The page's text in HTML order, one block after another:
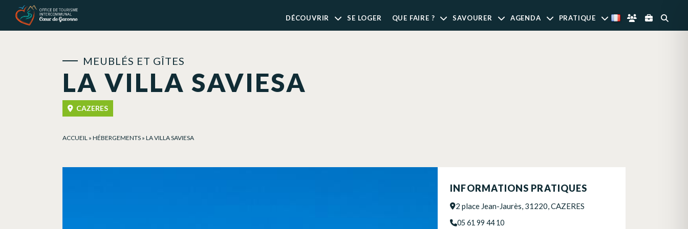
DÉCOUVRIR SE LOGER QUE FAIRE ? SAVOURER AGENDA PRATIQUE
LA VILLA SAVIESA
MEUBLÉS ET GÎTES
CAZERES
ACCUEIL » HÉBERGEMENTS » LA VILLA SAVIESA
INFORMATIONS PRATIQUES
2 place Jean-Jaurès, 31220, CAZERES
05 61 99 44 10
Panneau de gestion des cookies